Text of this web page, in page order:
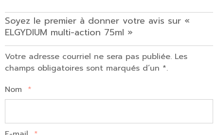
Soyez le premier à donner votre avis sur «
ELGYDIUM multi-action 75ml »
Votre adresse courriel ne sera pas publiée. Les
champs obligatoires sont marqués d’un *.
Nom *